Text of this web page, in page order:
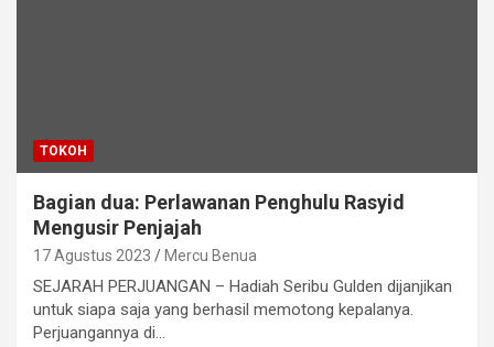
TOKOH
Bagian dua: ​Perlawanan Penghulu Rasyid
Mengusir Penjajah
17 Agustus 2023 Mercu Benua
SEJARAH PERJUANGAN – Hadiah Seribu Gulden dijanjikan
untuk siapa saja yang berhasil memotong kepalanya.
Perjuangannya di…